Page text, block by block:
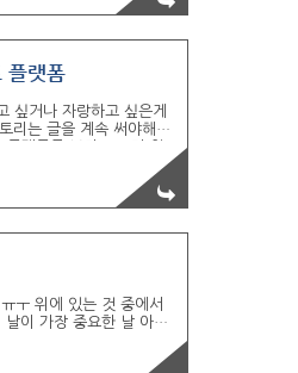
플랫폼
싶거나 자랑하고 싶은게
리는 글을 계속 써야해서
로젝트 플랫폼 가봐야
보다 적음. 우리는 광고
ㅜ 위에 있는 것 중에서
이 가장 중요한 날 아닌